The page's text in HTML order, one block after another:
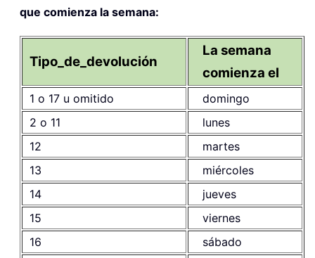
que comienza la semana:
Tipo_de_devolución
La semana
comienza el
1 o 17 u omitido
domingo
2 o 11
lunes
12
martes
13
miércoles
14
jueves
15
viernes
16
sábado